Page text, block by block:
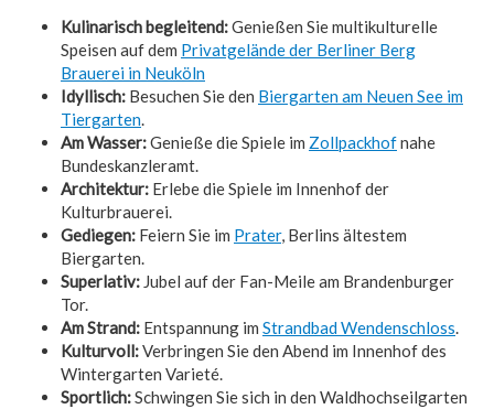
Kulinarisch begleitend:Genießen Sie multikulturelle
Speisen auf dem Privatgelände der Berliner Berg
Brauerei in Neuköln
Idyllisch: Besuchen Sie den Biergarten am Neuen See im
Tiergarten.
Am Wasser:Genieße die Spiele im Zollpackhofnahe
Bundeskanzleramt.
Architektur: Erlebe die Spiele im Innenhof der
Kulturbrauerei.
Gediegen: Feiern Sie im Prater, Berlins ältestem
Biergarten.
Superlativ: Jubel auf der Fan-Meile am Brandenburger
Tor.
Am Strand: Entspannung im Strandbad Wendenschloss.
Kulturvoll:Verbringen Sie den Abend im Innenhof des
Wintergarten Varieté.
Sportlich:Schwingen Sie sich in den Waldhochseilgarten